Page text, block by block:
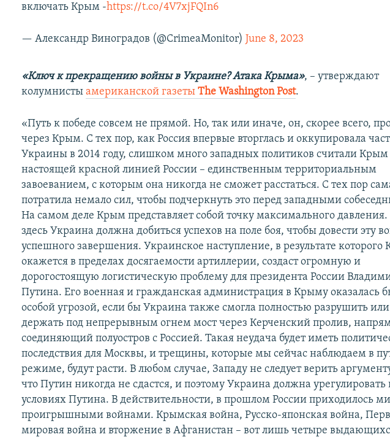
включать Крым -https://t.co/4V7xjFQIn6
— Александр Виноградов (@CrimeaMonitor)June 8, 2023
«Ключ к прекращению войны в Украине? Атака Крыма», – утверждают
колумнистыамериканской газетыТhe Washington Post.
«Путь к победе совсем не прямой. Но, так или иначе, он, скорее всего,
через Крым. С тех пор, как Россия впервые вторглась и оккупировала
Украины в 2014 году, слишком много западных политиков считали Крым
настоящей красной линией России – единственным территориальным
завоеванием, с которым она никогда не сможет расстаться. С тех пор
потратила немало сил, чтобы подчеркнуть это перед западными
На самом деле Крым представляет собой точку максимального
здесь Украина должна добиться успехов на поле боя, чтобы довести эту
успешного завершения. Украинское наступление, в результате
окажется в пределах досягаемости артиллерии, создаст огромную и
дорогостоящую логистическую проблему для президента России
Путина. Его военная и гражданская администрация в Крыму оказалась
особой угрозой, если бы Украина также смогла полностью разрушить
держать под непрерывным огнем мост через Керченский пролив,
соединяющий полуостров с Россией. Такая неудача будет иметь
последствия для Москвы, и трещины, которые мы сейчас наблюдаем в
режиме, будут расти. В любом случае, Западу не следует верить
что Путин никогда не сдастся, и поэтому Украина должна урегулировать
условиях Путина. В действительности, в прошлом России приходилось
проигрышными войнами. Крымская война, Русско-японская война,
мировая война и вторжение в Афганистан – вот лишь четыре